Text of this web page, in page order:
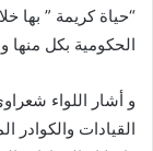
“حياة كريمة ” بها
الحكومية بكل منها وبإجمالي
و أشار اللواء
القيادات والكوادر